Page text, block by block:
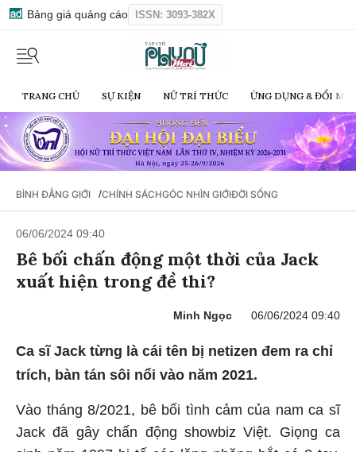
Bảng giá quảng cáo ISSN: 3093-382X
TRANG CHỦ SỰ KIỆN NỮ TRÍ THỨC ỨNG DỤNG & ĐỔI
BÌNH ĐẲNG GIỚI /CHÍNH SÁCHGÓC NHÌN GIỚIĐỜI SỐNG
06/06/2024 09:40
Bê bối chấn động một thời của Jack
xuất hiện trong đề thi?
Minh Ngọc 06/06/2024 09:40
Ca sĩ Jack từng là cái tên bị netizen đem ra chỉ
trích, bàn tán sôi nổi vào năm 2021.
Vào tháng 8/2021, bê bối tình cảm của nam ca sĩ
Jack đã gây chấn động showbiz Việt. Giọng ca